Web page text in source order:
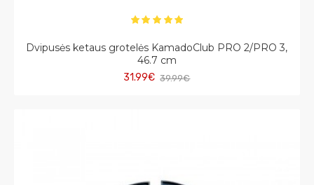
Dvipusės ketaus grotelės KamadoClub PRO 2/PRO 3,
46.7 cm
31.99€ 39.99€